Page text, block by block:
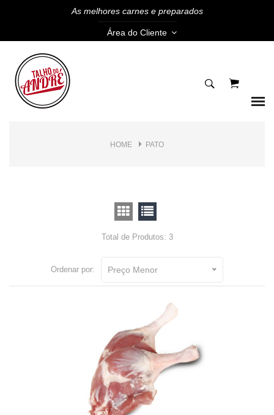
As melhores carnes e preparados
Área do Cliente
HOME PATO
Total de Produtos: 3
Ordenar por: Preço Menor